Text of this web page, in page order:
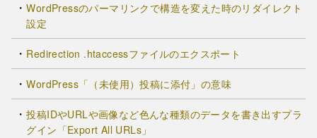
WordPressのパーマリンクで構造を変えた時のリダイレクト
設定
Redirection .htaccessファイルのエクスポート
WordPress「（未使用）投稿に添付」の意味
投稿IDやURLや画像など色んな種類のデータを書き出すプラ
グイン「Export All URLs」